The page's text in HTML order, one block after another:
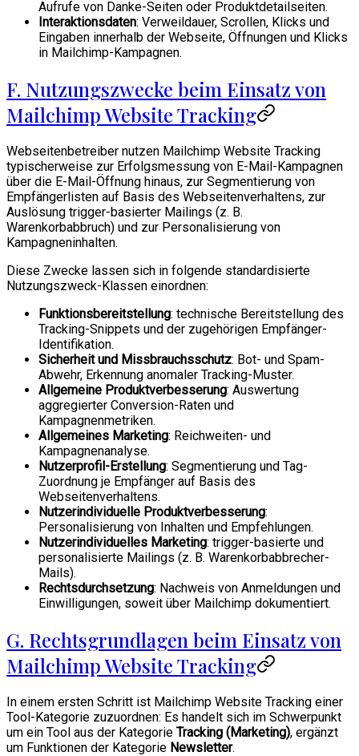
Aufrufe von Danke-Seiten oder Produktdetailseiten.
Interaktionsdaten: Verweildauer, Scrollen, Klicks und
Eingaben innerhalb der Webseite, Öffnungen und Klicks
in Mailchimp-Kampagnen.
F. Nutzungszwecke beim Einsatz von
Mailchimp Website Tracking
Webseitenbetreiber nutzen Mailchimp Website Tracking
typischerweise zur Erfolgsmessung von E-Mail-Kampagnen
über die E-Mail-Öffnung hinaus, zur Segmentierung von
Empfängerlisten auf Basis des Webseitenverhaltens, zur
Auslösung trigger-basierter Mailings (z. B.
Warenkorbabbruch) und zur Personalisierung von
Kampagneninhalten.
Diese Zwecke lassen sich in folgende standardisierte
Nutzungszweck-Klassen einordnen:
Funktionsbereitstellung: technische Bereitstellung des
Tracking-Snippets und der zugehörigen Empfänger-
Identifikation.
Sicherheit und Missbrauchsschutz: Bot- und Spam-
Abwehr, Erkennung anomaler Tracking-Muster.
Allgemeine Produktverbesserung: Auswertung
aggregierter Conversion-Raten und
Kampagnenmetriken.
Allgemeines Marketing: Reichweiten- und
Kampagnenanalyse.
Nutzerprofil-Erstellung: Segmentierung und Tag-
Zuordnung je Empfänger auf Basis des
Webseitenverhaltens.
Nutzerindividuelle Produktverbesserung:
Personalisierung von Inhalten und Empfehlungen.
Nutzerindividuelles Marketing: trigger-basierte und
personalisierte Mailings (z. B. Warenkorbabbrecher-
Mails).
Rechtsdurchsetzung: Nachweis von Anmeldungen und
Einwilligungen, soweit über Mailchimp dokumentiert.
G. Rechtsgrundlagen beim Einsatz von
Mailchimp Website Tracking
In einem ersten Schritt ist Mailchimp Website Tracking einer
Tool-Kategorie zuzuordnen: Es handelt sich im Schwerpunkt
um ein Tool aus der Kategorie Tracking (Marketing), ergänzt
um Funktionen der Kategorie Newsletter.